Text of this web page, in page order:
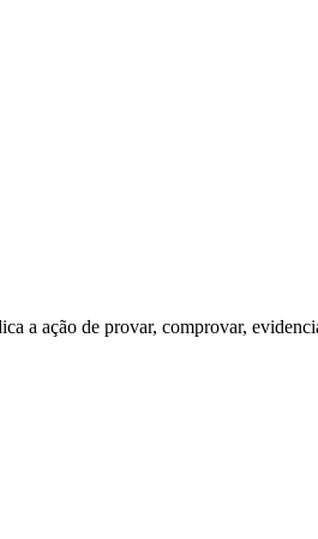
a ação de provar, comprovar,